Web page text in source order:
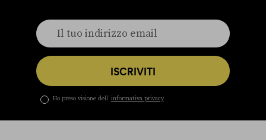
ISCRIVITI
Ho preso visione dell’ informativa privacy